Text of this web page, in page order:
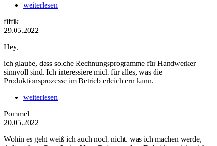
weiterlesen
fiffik
29.05.2022
Hey,
ich glaube, dass solche Rechnungsprogramme für Handwerker
sinnvoll sind. Ich interessiere mich für alles, was die
Produktionsprozesse im Betrieb erleichtern kann.
weiterlesen
Pommel
20.05.2022
Wohin es geht weiß ich auch noch nicht. was ich machen werde,